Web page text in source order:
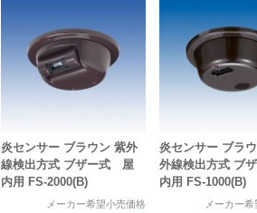
炎センサー ブラウン 紫外
線検出方式 ブザー式 屋
内用 FS-2000(B)
メーカー希望小売価格
炎センサー ブラ
外線検出方式 ブ
内用 FS-1000(B)
メーカー